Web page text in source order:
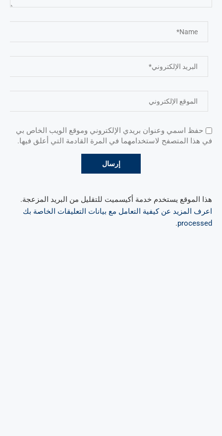
حفظ اسمي وعنوان بريدي الإلكتروني وموقع الويب الخاص بي
في هذا المتصفح لاستخدامهما في المرة القادمة التي أعلق فيها.
هذا الموقع يستخدم خدمة أكيسميت للتقليل من البريد المزعجة.
اعرف المزيد عن كيفية التعامل مع بيانات التعليقات الخاصة بك
processed
.